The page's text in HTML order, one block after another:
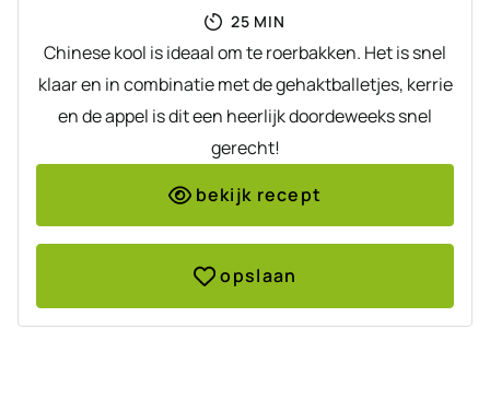
25MINUTEN
MIN
Chinese kool is ideaal om te roerbakken. Het is snel
klaar en in combinatie met de gehaktballetjes, kerrie
en de appel is dit een heerlijk doordeweeks snel
gerecht!
bekijk recept
opslaan